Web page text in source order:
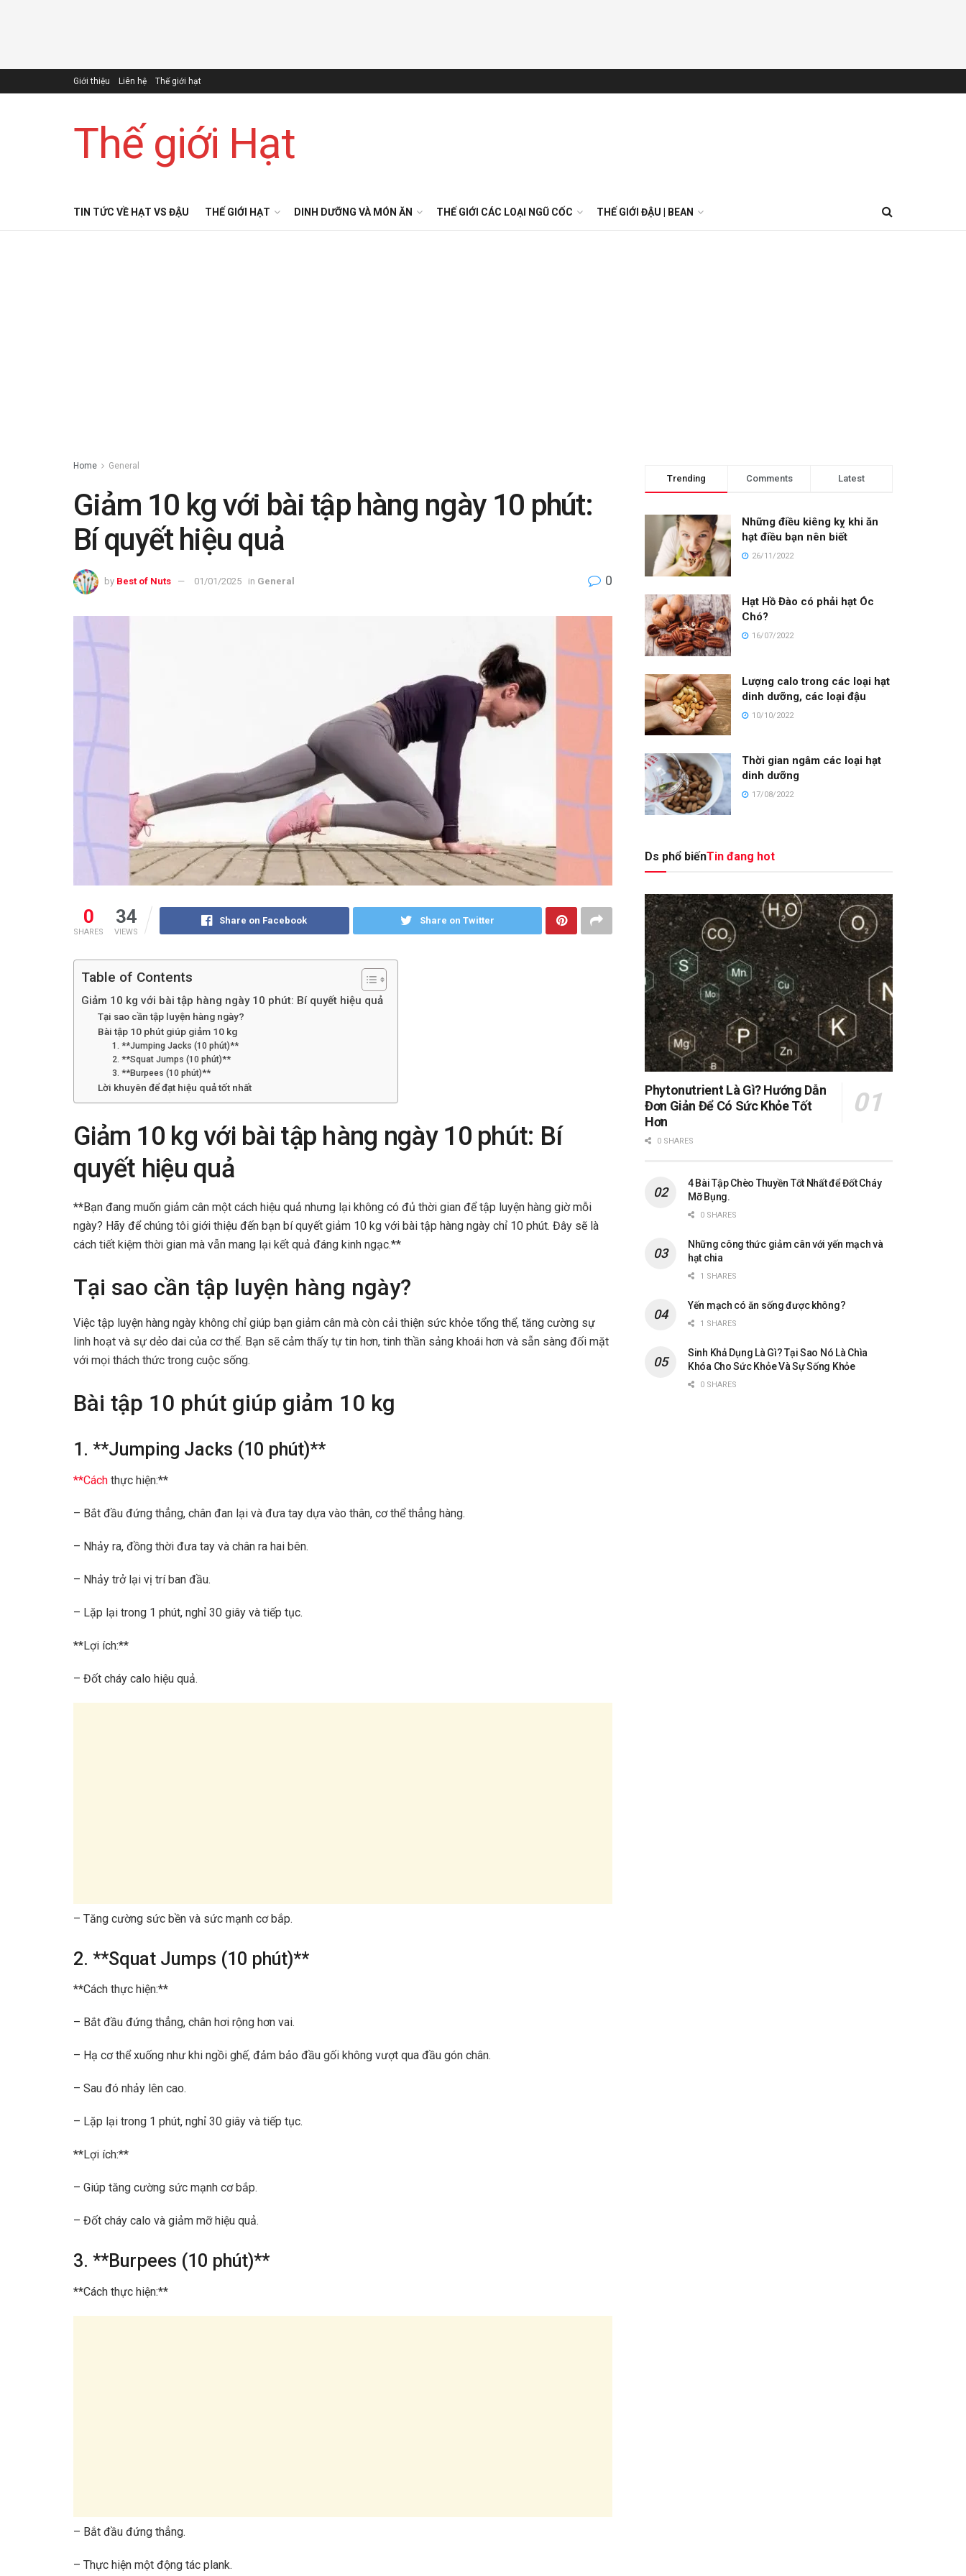
Giới thiệu Liên hệ Thế giới hạt
Thế giới Hạt
TIN TỨC VỀ HẠT VS ĐẬU THẾ GIỚI HẠT DINH DƯỠNG VÀ MÓN ĂN THẾ GIỚI CÁC LOẠI NGŨ CỐC THẾ GIỚI ĐẬU | BEAN
Home General
Giảm 10 kg với bài tập hàng ngày 10 phút:
Bí quyết hiệu quả
by Best of Nuts 01/01/2025 in General 0
0
SHARES
34
VIEWS
Share on Facebook Share on Twitter
Table of Contents
Giảm 10 kg với bài tập hàng ngày 10 phút: Bí quyết hiệu quả
Tại sao cần tập luyện hàng ngày?
Bài tập 10 phút giúp giảm 10 kg
1. **Jumping Jacks (10 phút)**
2. **Squat Jumps (10 phút)**
3. **Burpees (10 phút)**
Lời khuyên để đạt hiệu quả tốt nhất
Giảm 10 kg với bài tập hàng ngày 10 phút: Bí
quyết hiệu quả
**Bạn đang muốn giảm cân một cách hiệu quả nhưng lại không có đủ thời gian để tập luyện hàng giờ mỗi
ngày? Hãy để chúng tôi giới thiệu đến bạn bí quyết giảm 10 kg với bài tập hàng ngày chỉ 10 phút. Đây sẽ là
cách tiết kiệm thời gian mà vẫn mang lại kết quả đáng kinh ngạc.**
Tại sao cần tập luyện hàng ngày?
Việc tập luyện hàng ngày không chỉ giúp bạn giảm cân mà còn cải thiện sức khỏe tổng thể, tăng cường sự
linh hoạt và sự dẻo dai của cơ thể. Bạn sẽ cảm thấy tự tin hơn, tinh thần sảng khoái hơn và sẵn sàng đối mặt
với mọi thách thức trong cuộc sống.
Bài tập 10 phút giúp giảm 10 kg
1. **Jumping Jacks (10 phút)**
**Cách thực hiện:**
– Bắt đầu đứng thẳng, chân đan lại và đưa tay dựa vào thân, cơ thể thẳng hàng.
– Nhảy ra, đồng thời đưa tay và chân ra hai bên.
– Nhảy trở lại vị trí ban đầu.
– Lặp lại trong 1 phút, nghỉ 30 giây và tiếp tục.
**Lợi ích:**
– Đốt cháy calo hiệu quả.
– Tăng cường sức bền và sức mạnh cơ bắp.
2. **Squat Jumps (10 phút)**
**Cách thực hiện:**
– Bắt đầu đứng thẳng, chân hơi rộng hơn vai.
– Hạ cơ thể xuống như khi ngồi ghế, đảm bảo đầu gối không vượt qua đầu gón chân.
– Sau đó nhảy lên cao.
– Lặp lại trong 1 phút, nghỉ 30 giây và tiếp tục.
**Lợi ích:**
– Giúp tăng cường sức mạnh cơ bắp.
– Đốt cháy calo và giảm mỡ hiệu quả.
3. **Burpees (10 phút)**
**Cách thực hiện:**
– Bắt đầu đứng thẳng.
– Thực hiện một động tác plank.
Trending Comments Latest
Những điều kiêng kỵ khi ăn
hạt điều bạn nên biết
26/11/2022
Hạt Hồ Đào có phải hạt Óc
Chó?
16/07/2022
Lượng calo trong các loại hạt
dinh dưỡng, các loại đậu
10/10/2022
Thời gian ngâm các loại hạt
dinh dưỡng
17/08/2022
Ds phổ biếnTin đang hot
Phytonutrient Là Gì? Hướng Dẫn
Đơn Giản Để Có Sức Khỏe Tốt
Hơn
0 SHARES
4 Bài Tập Chèo Thuyền Tốt Nhất để Đốt Cháy
Mỡ Bụng.
0 SHARES
Những công thức giảm cân với yến mạch và
hạt chia
1 SHARES
Yến mạch có ăn sống được không?
1 SHARES
Sinh Khả Dụng Là Gì? Tại Sao Nó Là Chìa
Khóa Cho Sức Khỏe Và Sự Sống Khỏe
0 SHARES